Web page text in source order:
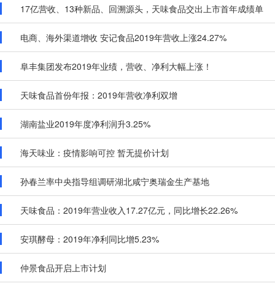
17亿营收、13种新品、回溯源头，天味食品交出上市首年成绩单
电商、海外渠道增收 安记食品2019年营收上涨24.27%
阜丰集团发布2019年业绩，营收、净利大幅上涨！
天味食品首份年报：2019年营收净利双增
湖南盐业2019年度净利润升3.25%
海天味业：疫情影响可控 暂无提价计划
孙春兰率中央指导组调研湖北咸宁奥瑞金生产基地
天味食品：2019年营业收入17.27亿元，同比增长22.26%
安琪酵母：2019年净利同比增5.23%
仲景食品开启上市计划